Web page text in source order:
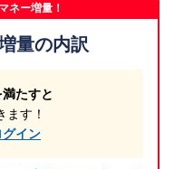
ネー増量！
量の内訳
たすと
ます！
イン